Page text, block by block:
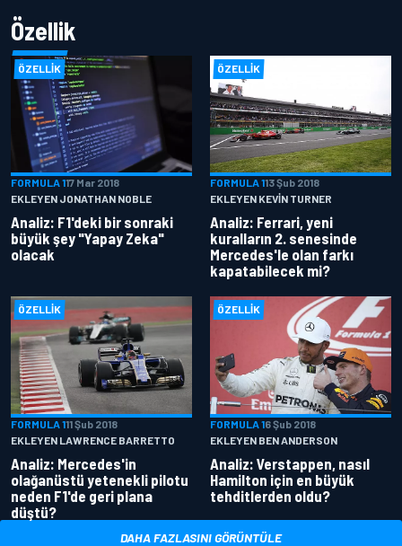
Özellik
ÖZELLIK
FORMULA 117 Mar 2018
EKLEYEN JONATHAN NOBLE
Analiz: F1'deki bir sonraki
büyük şey "Yapay Zeka"
olacak
ÖZELLIK
FORMULA 113 Şub 2018
EKLEYEN KEVIN TURNER
Analiz: Ferrari, yeni
kuralların 2. senesinde
Mercedes'le olan farkı
kapatabilecek mi?
ÖZELLIK
FORMULA 111 Şub 2018
EKLEYEN LAWRENCE BARRETTO
Analiz: Mercedes'in
olağanüstü yetenekli pilotu
neden F1'de geri plana
düştü?
ÖZELLIK
FORMULA 16 Şub 2018
EKLEYEN BEN ANDERSON
Analiz: Verstappen, nasıl
Hamilton için en büyük
tehditlerden oldu?
DAHA FAZLASINI GÖRÜNTÜLE